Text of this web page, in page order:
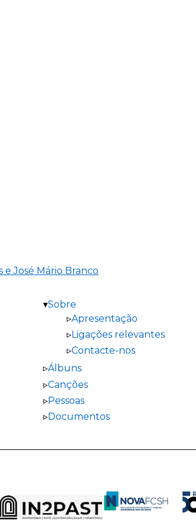
José Mário Branco
Sobre
Apresentação
Ligações relevantes
Contacte-nos
Álbuns
Canções
Pessoas
Documentos